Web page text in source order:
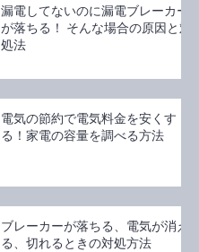
漏電してないのに漏電ブレーカー
が落ちる！ そんな場合の原因と対
処法
電気の節約で電気料金を安くす
る！家電の容量を調べる方法
ブレーカーが落ちる、電気が消え
る、切れるときの対処方法